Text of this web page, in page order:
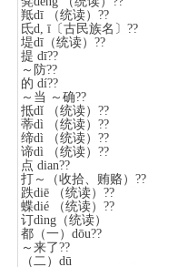
羝dī （统读）??
氐d, ī〔古民族名〕??
堤dī（统读）??
提 dī??
～防??
的 dí??
～当 ～确??
抵dǐ （统读）??
蒂dì （统读）??
缔dì （统读）??
谛dì （统读）??
点 dian??
打～（收拾、贿赂）??
跌diē （统读）??
蝶dié （统读）??
订dìng（统读）
都（一）dōu??
～来了??
（二）dū